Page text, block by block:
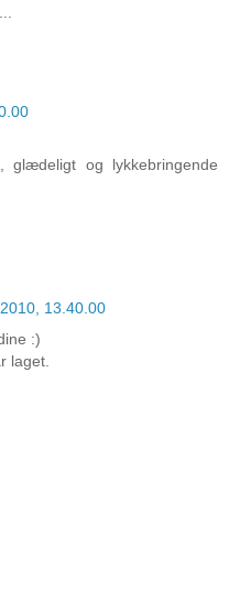
og lykkebringende
13.40.00
:)
laget.